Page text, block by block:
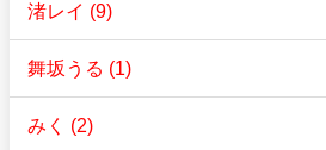
渚レイ (9)
舞坂うる (1)
みく (2)